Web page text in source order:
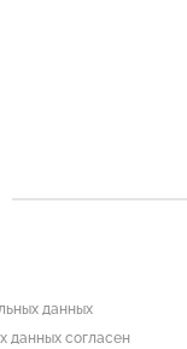
данных
данных согласен